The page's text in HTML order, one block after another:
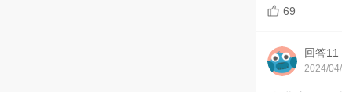
69
回答11
2024/